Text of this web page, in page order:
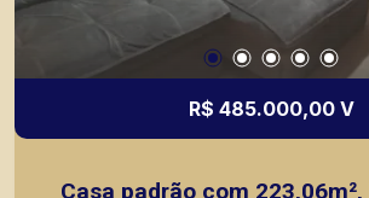
R$ 485.000,00 V
Casa padrão com